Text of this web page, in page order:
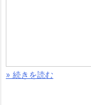
» 続きを読む